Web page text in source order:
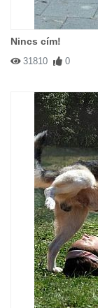
Nincs cím!
31810 0